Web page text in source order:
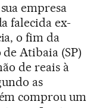
empresa
falecida ex-
o fim da
Atibaia (SP)
de reais à
as
comprou um